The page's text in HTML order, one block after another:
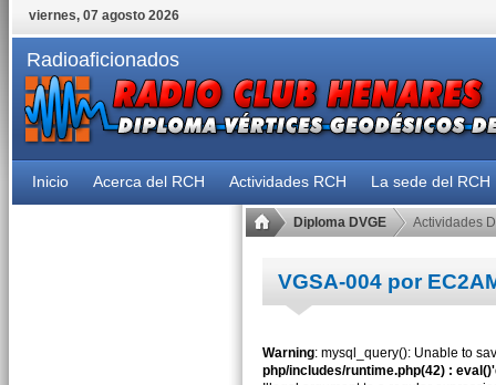
viernes, 07 agosto 2026
Radioaficionados
Inicio Acerca del RCH Actividades RCH La sede del RCH
Diploma DVGE Actividades
VGSA-004 por
Warning: mysql_query(): Unable to
php/includes/runtime.php(42) :